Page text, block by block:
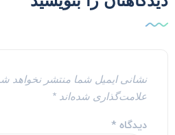
نشانی ایمیل شما منتشر نخواهد شد.
علامت‌گذاری شده‌اند*
دیدگاه*